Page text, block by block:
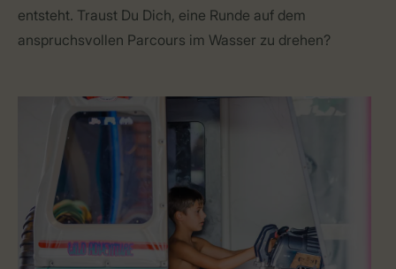
entsteht. Traust Du Dich, eine Runde auf dem
anspruchsvollen Parcours im Wasser zu drehen?